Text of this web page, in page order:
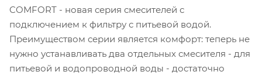
COMFORT - новая серия смесителей с
подключением к фильтру с питьевой водой.
Преимуществом серии является комфорт: теперь не
нужно устанавливать два отдельных смесителя - для
питьевой и водопроводной воды - достаточно